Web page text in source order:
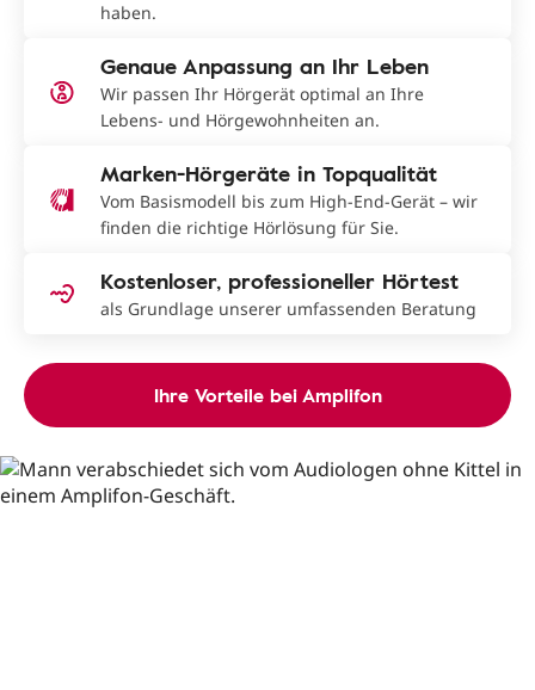
haben.
Genaue Anpassung an Ihr Leben
Wir passen Ihr Hörgerät optimal an Ihre
Lebens- und Hörgewohnheiten an.
Marken-Hörgeräte in Topqualität
Vom Basismodell bis zum High-End-Gerät – wir
finden die richtige Hörlösung für Sie.
Kostenloser, professioneller Hörtest
als Grundlage unserer umfassenden Beratung
Ihre Vorteile bei Amplifon